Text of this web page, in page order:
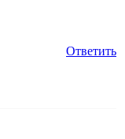
Ответить